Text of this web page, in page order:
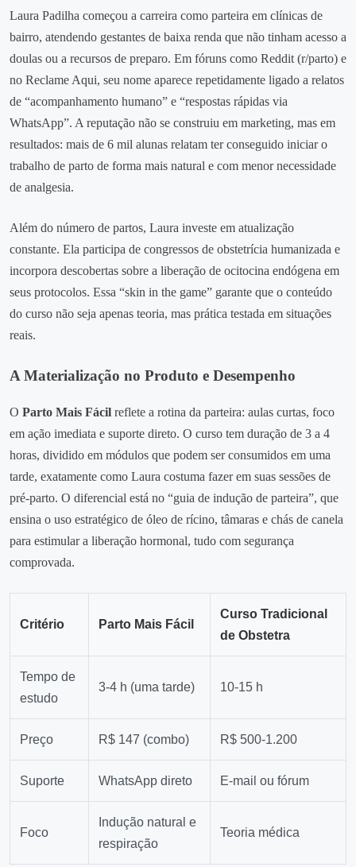
Laura Padilha começou a carreira como parteira em clínicas de
bairro, atendendo gestantes de baixa renda que não tinham acesso a
doulas ou a recursos de preparo. Em fóruns como Reddit (r/parto) e
no Reclame Aqui, seu nome aparece repetidamente ligado a relatos
de “acompanhamento humano” e “respostas rápidas via
WhatsApp”. A reputação não se construiu em marketing, mas em
resultados: mais de 6 mil alunas relatam ter conseguido iniciar o
trabalho de parto de forma mais natural e com menor necessidade
de analgesia.
Além do número de partos, Laura investe em atualização
constante. Ela participa de congressos de obstetrícia humanizada e
incorpora descobertas sobre a liberação de ocitocina endógena em
seus protocolos. Essa “skin in the game” garante que o conteúdo
do curso não seja apenas teoria, mas prática testada em situações
reais.
A Materialização no Produto e Desempenho
O Parto Mais Fácil reflete a rotina da parteira: aulas curtas, foco
em ação imediata e suporte direto. O curso tem duração de 3 a 4
horas, dividido em módulos que podem ser consumidos em uma
tarde, exatamente como Laura costuma fazer em suas sessões de
pré‑parto. O diferencial está no “guia de indução de parteira”, que
ensina o uso estratégico de óleo de rícino, tâmaras e chás de canela
para estimular a liberação hormonal, tudo com segurança
comprovada.
Critério Parto Mais Fácil
Curso Tradicional
de Obstetra
Tempo de
estudo
3‑4 h (uma tarde) 10‑15 h
Preço R$ 147 (combo) R$ 500‑1.200
Suporte WhatsApp direto E‑mail ou fórum
Foco
Indução natural e
respiração
Teoria médica